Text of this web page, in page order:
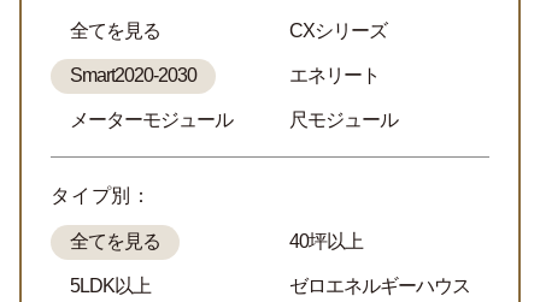
全てを見る CXシリーズ
Smart2020-2030 エネリート
メーターモジュール 尺モジュール
タイプ別：
全てを見る 40坪以上
5LDK以上
ゼロエネルギーハウス